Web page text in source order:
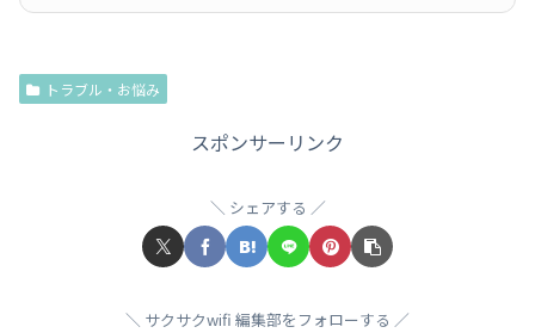
トラブル・お悩み
スポンサーリンク
シェアする
サクサクwifi 編集部をフォローする